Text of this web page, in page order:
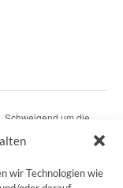
wir Technologien wie
Schweigend um die